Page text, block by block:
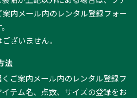
内メール内のレンタル登録フォー
ざいません。
法
ご案内メール内のレンタル登録フ
テム名、点数、サイズの登録をお